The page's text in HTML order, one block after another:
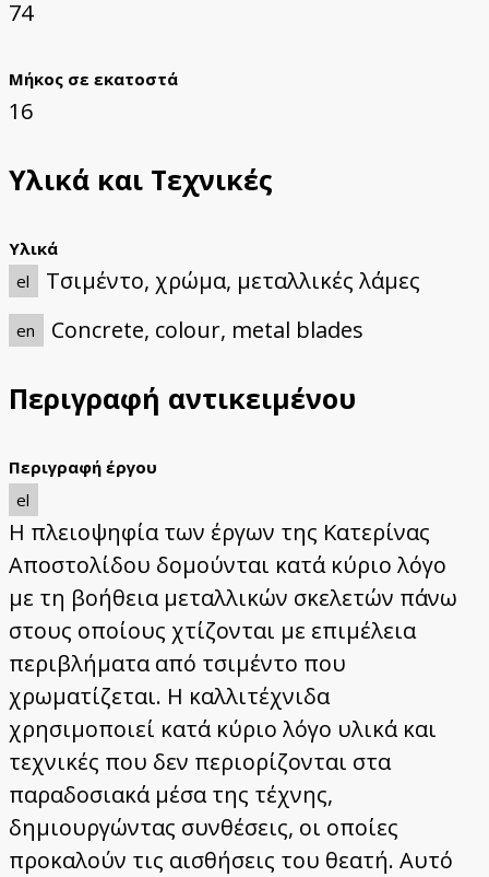
74
Μήκος σε εκατοστά
16
Υλικά και Τεχνικές
Υλικά
el
Τσιμέντο, χρώμα, μεταλλικές λάμες
en Concrete, colour, metal blades
Περιγραφή αντικειμένου
Περιγραφή έργου
el
Η πλειοψηφία των έργων της Κατερίνας
Αποστολίδου δομούνται κατά κύριο λόγο
με τη βοήθεια μεταλλικών σκελετών πάνω
στους οποίους χτίζονται με επιμέλεια
περιβλήματα από τσιμέντο που
χρωματίζεται. Η καλλιτέχνιδα
χρησιμοποιεί κατά κύριο λόγο υλικά και
τεχνικές που δεν περιορίζονται στα
παραδοσιακά μέσα της τέχνης,
δημιουργώντας συνθέσεις, οι οποίες
προκαλούν τις αισθήσεις του θεατή. Αυτό